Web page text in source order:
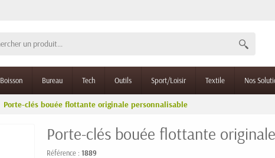
Boisson Bureau Tech Outils Sport/Loisir Textile Nos
Porte-clés bouée flottante originale personnalisable
Porte-clés bouée flottante
Référence : 1889